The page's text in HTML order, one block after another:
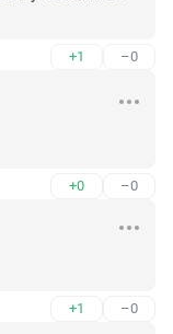
+1 –0
+0 –0
+1 –0